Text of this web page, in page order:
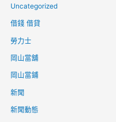
鍵
字
:
Uncategorized
借錢 借貸
勞力士
岡山當舖
岡山當鋪
新聞
新聞動態